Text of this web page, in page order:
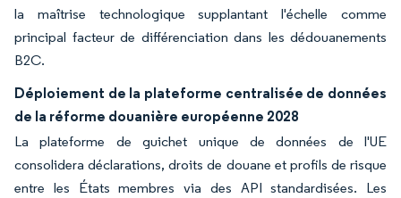
la maîtrise technologique supplantant l'échelle comme
principal facteur de différenciation dans les dédouanements
B2C.
Déploiement de la plateforme centralisée de données
de la réforme douanière européenne 2028
La plateforme de guichet unique de données de l'UE
consolidera déclarations, droits de douane et profils de risque
entre les États membres via des API standardisées. Les